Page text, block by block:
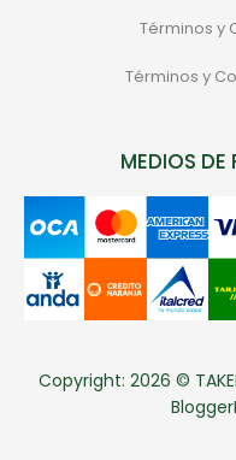
Términos y
Términos y
MEDIOS
Copyright: 2026 ©